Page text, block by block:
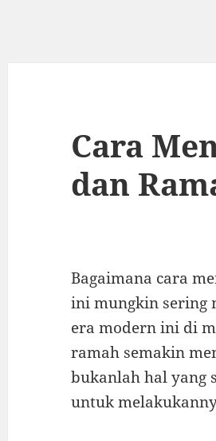
Cara
dan
Bagaimana cara
ini mungkin sering
era modern ini di
ramah semakin
bukanlah hal yang
untuk